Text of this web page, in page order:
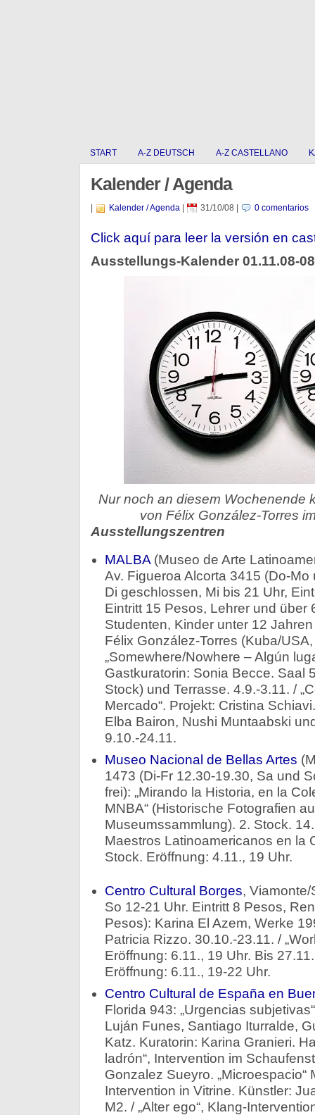
START A-Z DEUTSCH A-Z CASTELLANO
Kalender / Agenda
Kalender / Agenda| 31/10/08 0 comentarios
Click aquí para leer la versión en
Ausstellungs-Kalender 01.11.08-
Nur noch an diesem Wochenende
von Félix González-Torres
Ausstellungszentren
MALBA(Museo de Arte
Av. Figueroa Alcorta 3415 (Do-
Di geschlossen, Mi bis 21 Uhr,
Eintritt 15 Pesos, Lehrer und über
Studenten, Kinder unter 12
Félix González-Torres (Kuba/
„Somewhere/Nowhere – Algún
Gastkuratorin: Sonia Becce. Saal
Stock) und Terrasse. 4.9.-3.11. /
Mercado“. Projekt: Cristina
Elba Bairon, Nushi Muntaabski
9.10.-24.11.
Museo Nacional de Bellas Artes
1473 (Di-Fr 12.30-19.30, Sa und
frei): „Mirando la Historia, en la
MNBA“ (Historische Fotografien
Museumssammlung). 2. Stock.
Maestros Latinoamericanos en la
Stock. Eröffnung: 4.11., 19 Uhr.
Centro Cultural Borges,
So 12-21 Uhr. Eintritt 8 Pesos,
Pesos): Karina El Azem, Werke
Patricia Rizzo. 30.10.-23.11. /
Eröffnung: 6.11., 19 Uhr. Bis
Eröffnung: 6.11., 19-22 Uhr.
Centro Cultural de España en
Florida 943: „Urgencias
Luján Funes, Santiago Iturralde,
Katz. Kuratorin: Karina Granieri.
ladrón“, Intervention im
Gonzalez Sueyro. „Microespacio“
Intervention in Vitrine. Künstler:
M2. / „Alter ego“, Klang-